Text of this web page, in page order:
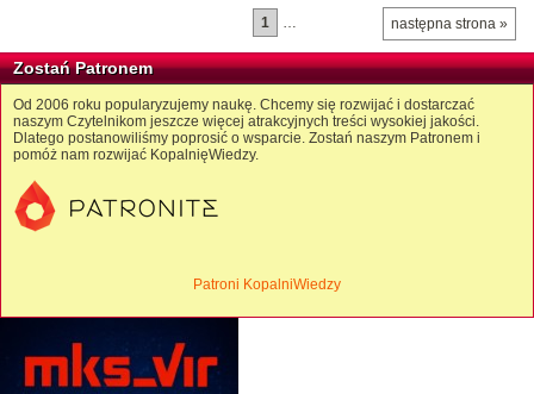
następna strona »
1 …
Zostań Patronem
Od 2006 roku popularyzujemy naukę. Chcemy się rozwijać i dostarczać
naszym Czytelnikom jeszcze więcej atrakcyjnych treści wysokiej jakości.
Dlatego postanowiliśmy poprosić o wsparcie. Zostań naszym Patronem i
pomóż nam rozwijać KopalnięWiedzy.
Patroni KopalniWiedzy